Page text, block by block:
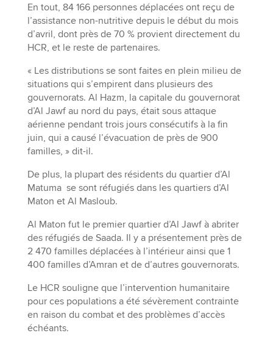
En tout, 84 166 personnes déplacées ont reçu de
l’assistance non-nutritive depuis le début du mois
d’avril, dont près de 70 % provient directement du
HCR, et le reste de partenaires.
« Les distributions se sont faites en plein milieu de
situations qui s’empirent dans plusieurs des
gouvernorats. Al Hazm, la capitale du gouvernorat
d’Al Jawf au nord du pays, était sous attaque
aérienne pendant trois jours consécutifs à la fin
juin, qui a causé l’évacuation de près de 900
familles, » dit-il.
De plus, la plupart des résidents du quartier d’Al
Matuma se sont réfugiés dans les quartiers d’Al
Maton et Al Masloub.
Al Maton fut le premier quartier d’Al Jawf à abriter
des réfugiés de Saada. Il y a présentement près de
2 470 familles déplacées à l’intérieur ainsi que 1
400 familles d’Amran et de d’autres gouvernorats.
Le HCR souligne que l’intervention humanitaire
pour ces populations a été sévèrement contrainte
en raison du combat et des problèmes d’accès
échéants.